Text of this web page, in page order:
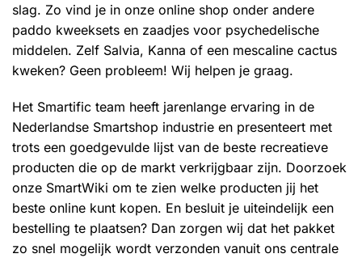
slag. Zo vind je in onze online shop onder andere
paddo kweeksets en zaadjes voor psychedelische
middelen. Zelf Salvia, Kanna of een mescaline cactus
kweken? Geen probleem! Wij helpen je graag.
Het Smartific team heeft jarenlange ervaring in de
Nederlandse Smartshop industrie en presenteert met
trots een goedgevulde lijst van de beste recreatieve
producten die op de markt verkrijgbaar zijn. Doorzoek
onze SmartWiki om te zien welke producten jij het
beste online kunt kopen. En besluit je uiteindelijk een
bestelling te plaatsen? Dan zorgen wij dat het pakket
zo snel mogelijk wordt verzonden vanuit ons centrale